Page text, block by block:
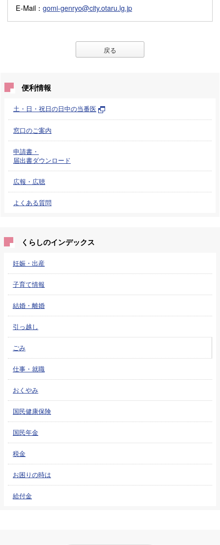
E-Mail ： gomi-genryo@city.otaru.lg.jp
戻る
便利情報
土・日・祝日の日中の当番医
窓口のご案内
申請書・
届出書ダウンロード
広報・広聴
よくある質問
くらしのインデックス
妊娠・出産
子育て情報
結婚・離婚
引っ越し
ごみ
仕事・就職
おくやみ
国民健康保険
国民年金
税金
お困りの時は
給付金